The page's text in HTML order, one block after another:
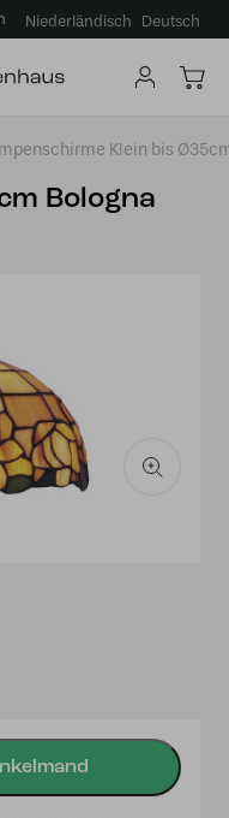
Niederländisch Deutsch
Klein bis
Bologna